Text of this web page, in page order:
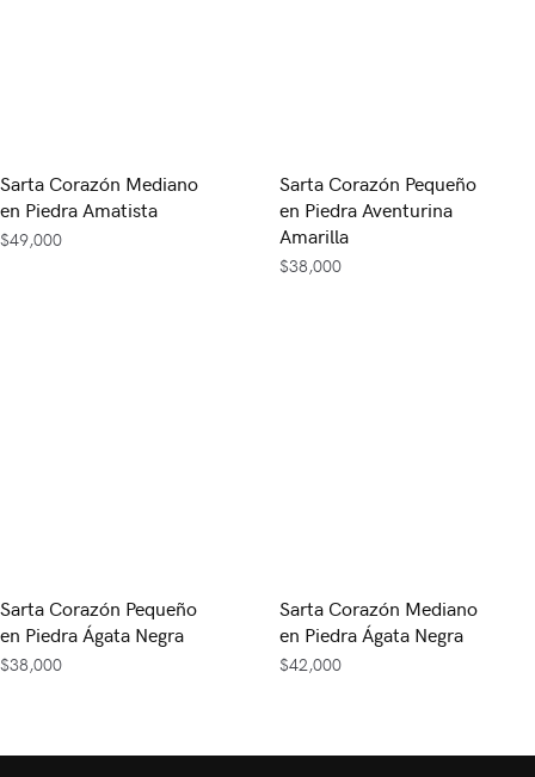
Sarta Corazón Mediano
en Piedra Amatista
$49,000
Sarta Corazón Pequeño
en Piedra Aventurina
Amarilla
$38,000
Sarta Corazón Pequeño
en Piedra Ágata Negra
$38,000
Sarta Corazón Mediano
en Piedra Ágata Negra
$42,000